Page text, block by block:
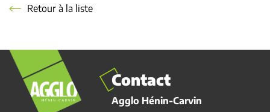
Retour à la liste
Retour à la liste
Contact
Agglo Hénin-Carvin